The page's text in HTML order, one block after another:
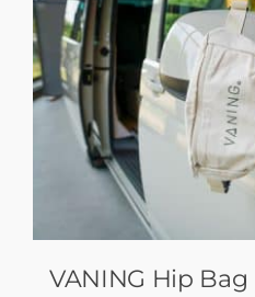
Varianten
auf.
Die
Optionen
können
auf
werden
VANING Hip Bag